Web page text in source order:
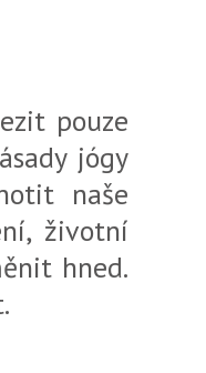
pouze
jógy
naše
životní
hned.